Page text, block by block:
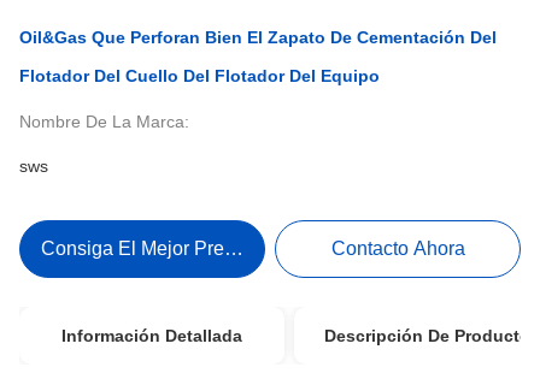
Oil&gas Que Perforan Bien El Zapato De Cementación Del
Flotador Del Cuello Del Flotador Del Equipo
Nombre De La Marca:
sws
Consiga El Mejor Precio Contacto Ahora
Información Detallada Descripción De Producto